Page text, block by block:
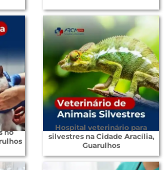
no
Hospital veterinário para
silvestres na Cidade Aracília,
Guarulhos